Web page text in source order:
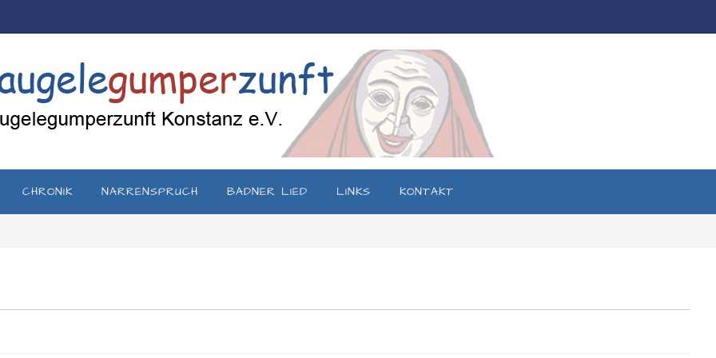
CHRONIK NARRENSPRUCH BADNER LIED LINKS KONTAKT